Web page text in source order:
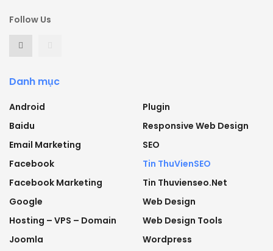
Follow Us
Danh mục
Android
Baidu
Email Marketing
Facebook
Facebook Marketing
Google
Hosting – VPS – Domain
Joomla
Plugin
Responsive Web Design
SEO
Tin ThuVienSEO
Tin Thuvienseo.net
Web Design
Web Design Tools
Wordpress